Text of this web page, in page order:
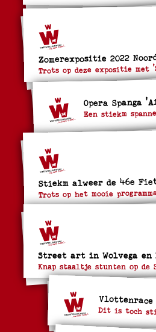
Zomerexpositie 2022
Trots op deze expositie
Opera Spanga
Een stiekm
Stiekm alweer de 46e
Trots op het mooie
Street art in Wolvega en
Knap staaltje stunten op de
Vlottenrace
Dit is toch